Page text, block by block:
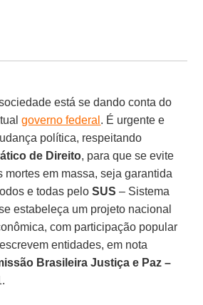
está se dando conta do
governo federal . É urgente e
política, respeitando
de Direito, para que se evite
mortes em massa, seja garantida
e todas peloSUS – Sistema
estabeleça um projeto nacional
com participação popular
entidades, em nota
Brasileira Justiça e Paz –